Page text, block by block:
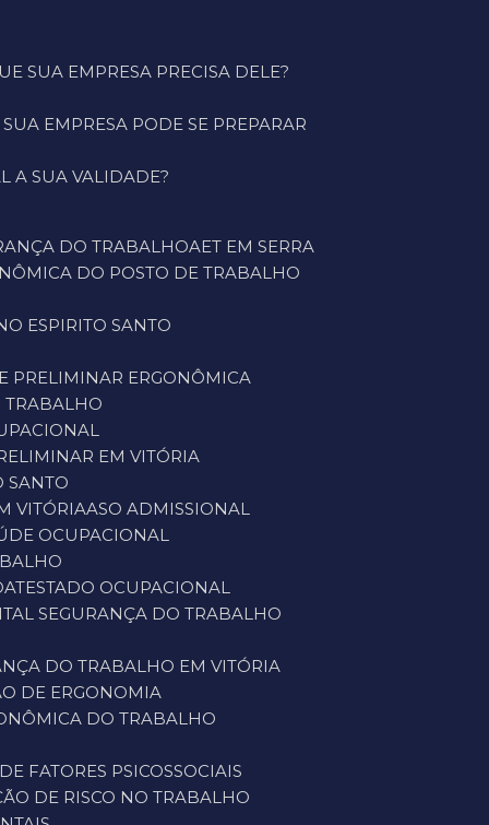
SUA EMPRESA PRECISA DELE?
EMPRESA PODE SE PREPARAR
A SUA VALIDADE?
DO TRABALHO
AET EM SERRA
DO POSTO DE TRABALHO
ESPIRITO SANTO
PRELIMINAR ERGONÔMICA
TRABALHO
EM VITÓRIA
SANTO
VITÓRIA ASO ADMISSIONAL
OCUPACIONAL
ATESTADO OCUPACIONAL
SEGURANÇA DO TRABALHO
DO TRABALHO EM VITÓRIA
DE ERGONOMIA
DO TRABALHO
FATORES PSICOSSOCIAIS
DE RISCO NO TRABALHO